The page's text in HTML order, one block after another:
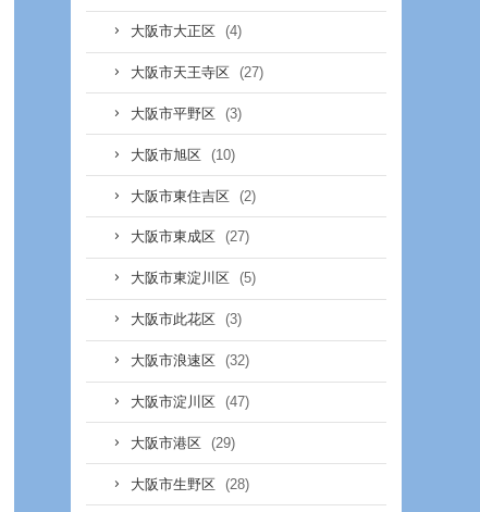
大阪市大正区 (4)
大阪市天王寺区 (27)
大阪市平野区 (3)
大阪市旭区 (10)
大阪市東住吉区 (2)
大阪市東成区 (27)
大阪市東淀川区 (5)
大阪市此花区 (3)
大阪市浪速区 (32)
大阪市淀川区 (47)
大阪市港区 (29)
大阪市生野区 (28)